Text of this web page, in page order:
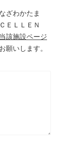
わかたま
ＥＬＬＥＮ
当該施設ページ
願いします。